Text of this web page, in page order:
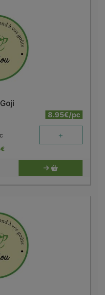
8.95€/pc
+
€